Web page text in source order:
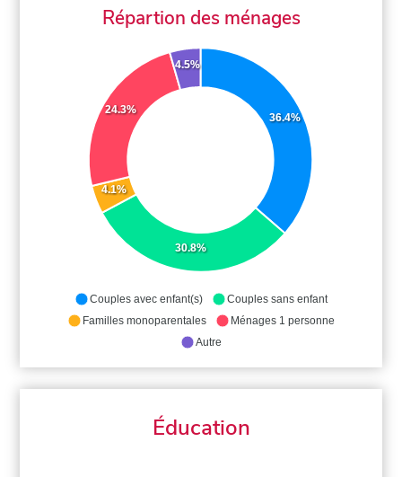
Répartion des ménages
36.4%
30.8%
4.1%
24.3%
4.5%
Couples avec enfant(s)
Couples sans enfant
Familles monoparentales
Ménages 1 personne
Autre
Éducation